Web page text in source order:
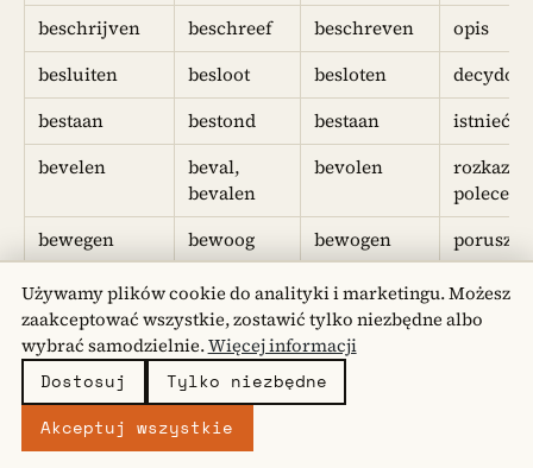
beschrijven
beschreef beschreven
opis
besluiten
besloot besloten
bestaan
bestond bestaan
istnieć
bevelen
beval,
bevalen
bevolen
rozkaz,
bewegen
bewoog bewogen
bezoeken
bezocht bezocht
bidden
bad, baden gebeden
modlić
bieden
bood geboden
bijten
beet
Używamy plików cookie do analityki i marketingu. Możesz
zaakceptować wszystkie, zostawić tylko niezbędne albo
wybrać samodzielnie.Więcej informacji
Dostosuj
Tylko niezbędne
Akceptuj wszystkie